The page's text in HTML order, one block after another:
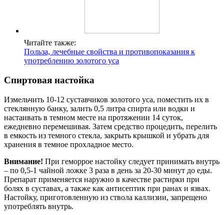
Читайте также:
Польза, лечебные свойства и противопоказания к
употреблению золотого уса
Спиртовая настойка
Измельчить 10-12 суставчиков золотого уса, поместить их в
стеклянную банку, залить 0,5 литра спирта или водки и
настаивать в темном месте на протяжении 14 суток,
ежедневно перемешивая. Затем средство процедить, перелить
в емкость из темного стекла, закрыть крышкой и убрать для
хранения в темное прохладное место.
Внимание! При геморрое настойку следует принимать внутрь
– по 0,5-1 чайной ложке 3 раза в день за 20-30 минут до еды.
Препарат применяется наружно в качестве растирки при
болях в суставах, а также как антисептик при ранах и язвах.
Настойку, приготовленную из ствола каллизии, запрещено
употреблять внутрь.